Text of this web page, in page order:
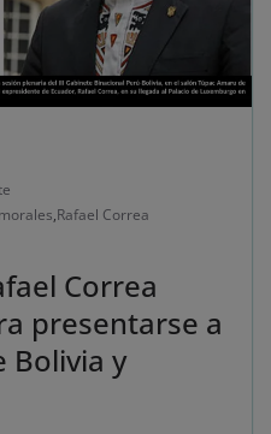
,Rafael Correa
Correa
presentarse a
Bolivia y